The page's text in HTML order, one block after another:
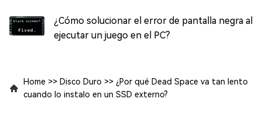
¿Cómo solucionar el error de pantalla negra al
ejecutar un juego en el PC?
Home >> Disco Duro >> ¿Por qué Dead Space va tan lento
cuando lo instalo en un SSD externo?